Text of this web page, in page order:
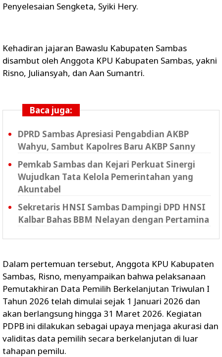
Penyelesaian Sengketa, Syiki Hery.
Kehadiran jajaran Bawaslu Kabupaten Sambas
disambut oleh Anggota KPU Kabupaten Sambas, yakni
Risno, Juliansyah, dan Aan Sumantri.
Baca juga:
DPRD Sambas Apresiasi Pengabdian AKBP
Wahyu, Sambut Kapolres Baru AKBP Sanny
Pemkab Sambas dan Kejari Perkuat Sinergi
Wujudkan Tata Kelola Pemerintahan yang
Akuntabel
Sekretaris HNSI Sambas Dampingi DPD HNSI
Kalbar Bahas BBM Nelayan dengan Pertamina
Dalam pertemuan tersebut, Anggota KPU Kabupaten
Sambas, Risno, menyampaikan bahwa pelaksanaan
Pemutakhiran Data Pemilih Berkelanjutan Triwulan I
Tahun 2026 telah dimulai sejak 1 Januari 2026 dan
akan berlangsung hingga 31 Maret 2026. Kegiatan
PDPB ini dilakukan sebagai upaya menjaga akurasi dan
validitas data pemilih secara berkelanjutan di luar
tahapan pemilu.